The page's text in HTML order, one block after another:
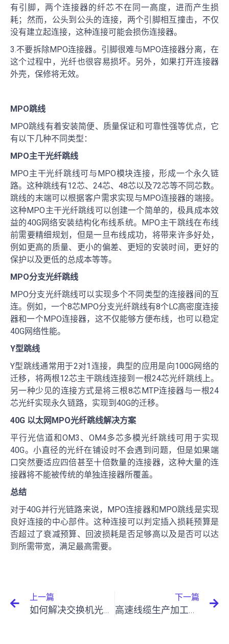
有引脚，两个连接器的纤芯不在同一高度，进而产生损
耗；然而，公头到公头的连接，两个引脚相互撞击，不仅
没有建立起连接，这种连接可能会损伤连接器。
3.不要拆除MPO连接器。引脚很难与MPO连接器分离，在
这个过程中，光纤也很容易损坏。另外，如果打开连接器
外壳，保修将无效。
MPO跳线
MPO跳线有着安装简便、质量保证和可靠性强等优点，它
有以下几种不同类型：
MPO主干光纤跳线
MPO主干光纤跳线可与MPO模块连接，形成一个永久链
路。这种跳线有12芯、24芯、48芯以及72芯等不同芯数。
跳线的末端可以根据客户需求实现与MPO连接器的端接。
这种MPO主干光纤跳线可以创建一个简单的，极具成本效
益的40G网络安装结构化布线系统。MPO主干跳线在布线
前需要精细规划，但是一旦布线成功，将带来许多好处，
例如更高的质量、更小的偏差、更短的安装时间，更好的
保护以及更低的总成本等等。
MPO分支光纤跳线
MPO分支光纤跳线可以实现多个不同类型的连接器间的互
连。例如，一个8芯MPO分支光纤跳线有8个LC高密度连接
器和一个MPO连接器，这不仅能够方便布线，也可以稳定
40G网络性能。
Y型跳线
Y型跳线通常用于2对1连接，典型的应用是向100G网络的
迁移，将两根12芯主干跳线连接到一根24芯光纤跳线上。
另一种少见的连接方式是将三根8芯MTP连接器与一根24
芯光纤实现永久链路，实现到40G的迁移。
40G 以太网MPO光纤跳线解决方案
平行光信道和OM3、OM4多芯多模光纤跳线可用于实现
40G。小直径的光纤在铺设时不会遇到问题，但是如果端
口突然要适应四倍甚至十倍数量的连接器，这种大量的连
接器将不能被传统的单独连接器所覆盖。
总结
对于40G并行光链路来说，MPO连接器和MPO跳线是实现
良好连接的中心部件。这种连接可以判定插入损耗预算是
否超过了衰减预算、回波损耗是否足够高以及是否可以达
到所需带宽，满足最高需要。
上一篇
如何解决交换机光模块不兼容的问题？
下一篇
高速线缆生产加工大揭秘！